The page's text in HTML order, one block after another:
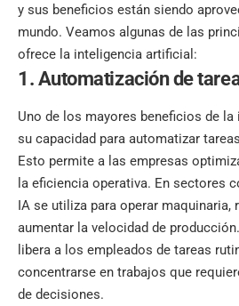
y sus beneficios están siendo
mundo. Veamos algunas de las
ofrece la inteligencia artificial:
1. Automatización de
Uno de los mayores beneficios de
su capacidad para automatizar
Esto permite a las empresas
la eficiencia operativa. En sectores
IA se utiliza para operar maquinaria,
aumentar la velocidad de
libera a los empleados de tareas
concentrarse en trabajos que
de decisiones.